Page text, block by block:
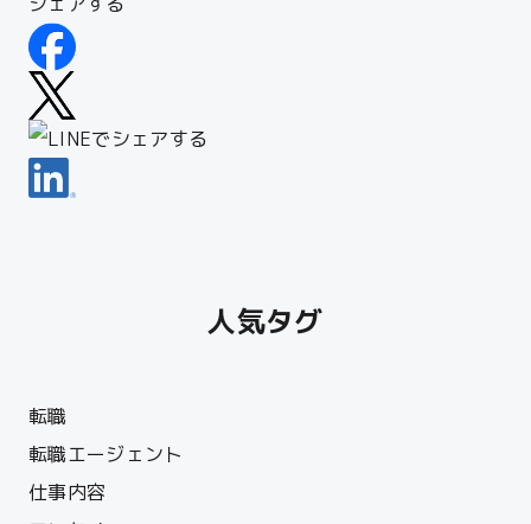
人気タグ
転職
転職エージェント
仕事内容